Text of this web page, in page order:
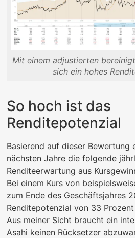
Mit einem adjustierten
sich ein hohes
So hoch ist das
Renditepotenzial
Basierend auf dieser
nächsten Jahre die folgende
Renditeerwartung aus
Bei einem Kurs von
zum Ende des Geschäftsjahres
Renditepotenzial von 33
Aus meiner Sicht braucht ein
Asahi keinen Rücksetzer